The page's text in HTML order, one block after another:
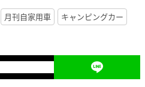
月刊自家用車
キャンピングカー